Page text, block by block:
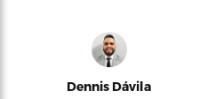
Dennis Dávila